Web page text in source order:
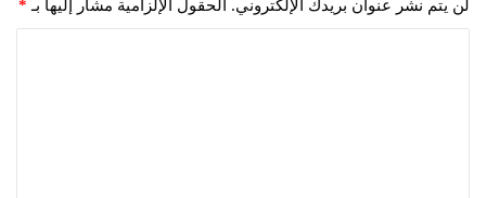
لن يتم نشر عنوان بريدك الإلكتروني. الحقول الإلزامية مشار إليها بـ *